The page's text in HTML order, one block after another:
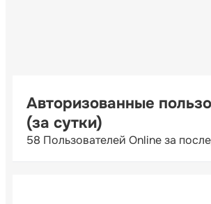
Авторизованные
(за сутки)
58 Пользователей Online за